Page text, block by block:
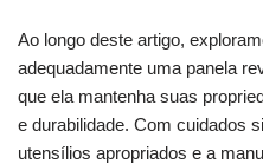
Ao longo deste artigo,
adequadamente uma panela
que ela mantenha suas
e durabilidade. Com cuidados
utensílios apropriados e a